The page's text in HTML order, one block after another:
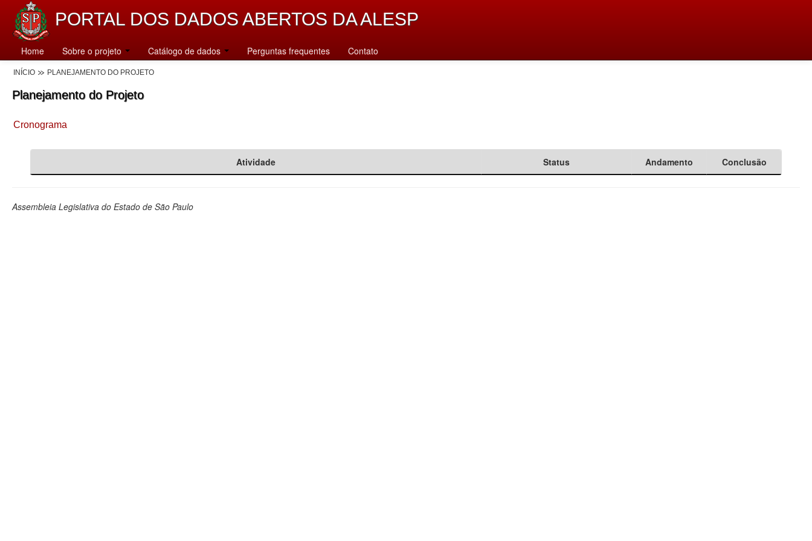
PORTAL DOS DADOS ABERTOS DA ALESP
Home Sobre o projeto Catálogo de dados Perguntas frequentes Contato
INÍCIO PLANEJAMENTO DO PROJETO
Planejamento do Projeto
Cronograma
Atividade Status Andamento Conclusão
Assembleia Legislativa do Estado de São Paulo